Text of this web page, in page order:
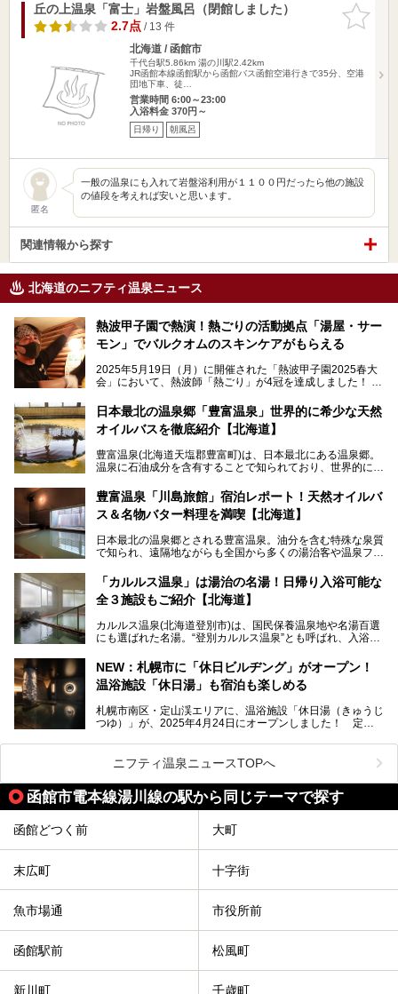
お気に入
りに追加
丘の上温泉「富士」岩盤風呂（閉館しました）
2.7点/ 13 件
北海道 / 函館市
千代台駅5.86km 湯の川駅2.42km
JR函館本線函館駅から函館バス函館空港行きで35分、空港
団地下車、徒…
営業時間 6:00～23:00
入浴料金 370円～
日帰り 朝風呂
匿名
一般の温泉にも入れて岩盤浴利用が１１００円だったら他の施設
の値段を考えれば安いと思います。
関連情報から探す
北海道のニフティ温泉ニュース
熱波甲子園で熱演！熱ごりの活動拠点「湯屋・サー
モン」でバルクオムのスキンケアがもらえる
2025年5月19日（月）に開催された「熱波甲子園2025春大
会」において、熱波師「熱ごり」が4冠を達成しました！
動拠点である北海道の銭湯「湯屋・サーモン」にて、メンズ
スキンケアブランド バルクオムの「ONE DAY KIT」を数量
限定でプレゼントいたします。
で、ぜひお試しください。※6月13日配布開始、なくなり次
第終了
───
提供元：株式会社バルクオム【PR】
この記事は株式会社バルクオム商品のPR記事です。
日本最北の温泉郷「豊富温泉」世界的に希少な天然
オイルバスを徹底紹介【北海道】
豊富温泉(北海道天塩郡豊富町)は、日本最北にある温泉郷。
温泉に石油成分を含有することで知られており、世界的にも
に特効があると言われ、遠隔地ながらも全国から湯治・療養
目的で多くの人々が訪れます。
地体験し、独自の視点で豊富温泉の“天然オイルバス”をレポ
ート。温泉地概要や日帰り入浴施設をはじめ、宿泊施設・ア
豊富温泉「川島旅館」宿泊レポート！天然オイルバ
ス＆名物バター料理を満喫【北海道】
日本最北の温泉郷とされる豊富温泉。油分を含む特殊な泉質
で知られ、遠隔地ながらも全国から多くの湯治客や温泉ファ
「川島旅館」は、豊富温泉の開湯当初から営業する老舗旅
館。とりわけ温泉の良さと名物のバター料理に定評があり、
の温泉や料理をはじめ、パブリックスペース・客室など宿の
全貌を徹底的にご紹介します！
「カルルス温泉」は湯治の名湯！日帰り入浴可能な
全３施設もご紹介【北海道】
カルルス温泉(北海道登別市)は、国民保養温泉地や名湯百選
にも選ばれた名湯。“登別カルルス温泉”とも呼ばれ、入浴剤
豊かな登別温泉とは対照的な存在で、今も湯治場的な要素が
残る閑静な温泉地です。
地体験し、カルルス温泉をご紹介。温泉地の概要や泉質解説
をはじめ、日帰り入浴可能な全３施設の紹介・周辺観光・ア
NEW：札幌市に「休日ビルヂング」がオープン！
温浴施設「休日湯」も宿泊も楽しめる
札幌市南区・定山渓エリアに、温浴施設「休日湯（きゅうじ
つゆ）」が、2025年4月24日にオープンしました！ 定山
この施設は、温泉・サウナの「休日湯」・ラウンジの「THE
LOUNGE DAYOF」・グルメ「休日洋麺店」・ホテル「エク
スクラメーションホテル」で構成された、まさに大人の癒し
空間。
今回は、そんな「休日ビルヂング」の魅力を5つのポイント
ニフティ温泉ニュースTOPへ
函館市電本線湯川線の駅から同じテーマで探す
函館どつく前 大町
末広町 十字街
魚市場通 市役所前
函館駅前 松風町
新川町 千歳町